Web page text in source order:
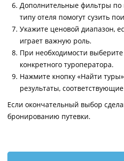
Дополнительные фильтры по
типу отеля помогут сузить
Укажите ценовой диапазон,
играет важную роль.
При необходимости
конкретного туроператора.
Нажмите кнопку «Найти
результаты,
Если окончательный выбор
бронированию путевки.